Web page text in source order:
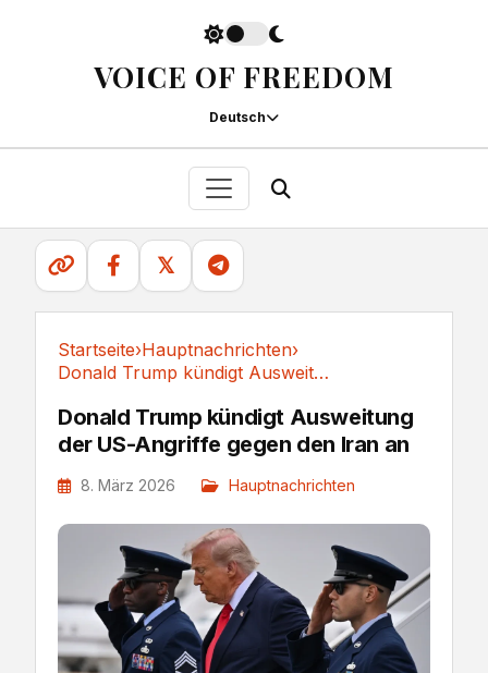
VOICE OF FREEDOM
Deutsch
𝕏
Startseite›Hauptnachrichten›
Donald Trump kündigt Ausweitung der...
Donald Trump kündigt Ausweitung
der US-Angriffe gegen den Iran an
8. März 2026 Hauptnachrichten